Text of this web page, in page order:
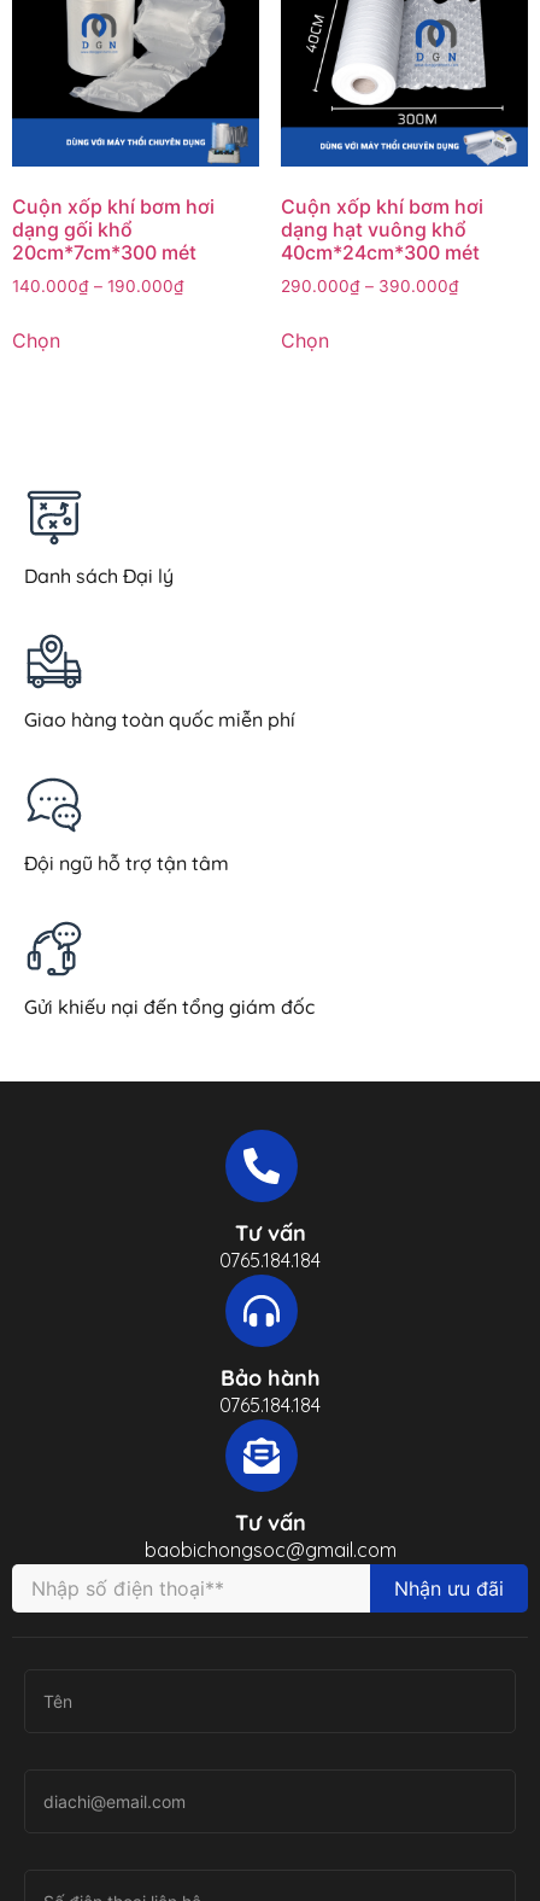
Cuộn xốp khí bơm hơi
dạng gối khổ
20cm*7cm*300 mét
140.000₫ – 190.000₫
Chọn
Cuộn xốp khí bơm hơi
dạng hạt vuông khổ
40cm*24cm*300 mét
290.000₫ – 390.000₫
Chọn
Danh sách Đại lý
Giao hàng toàn quốc miễn phí
Đội ngũ hỗ trợ tận tâm
Gửi khiếu nại đến tổng giám đốc
Tư vấn
0765.184.184
Bảo hành
0765.184.184
Tư vấn
baobichongsoc@gmail.com
Nhận ưu đãi